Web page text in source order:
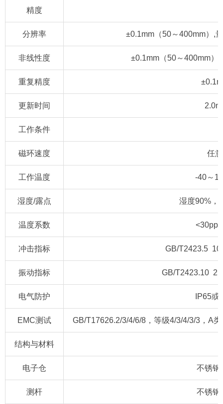
精度
分辨率 ±0.1mm（50～400mm）,
非线性度 ±0.1mm（50～400mm）
重复精度
更新时间
工作条件
磁环速度 任意
工作温度 -40～
湿度/露点 湿度90%，
温度系数
冲击指标 GB/T2423.5
振动指标 GB/T2423.10
电气防护 IP65或
EMC测试 GB/T17626.2/3/4/6/8，等级4/3/4/3/3，A
结构与材料
电子仓 不锈钢
测杆 不锈钢